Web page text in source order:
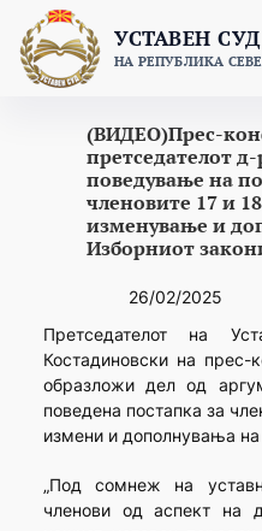
content
УСТАВЕН СУД
НА РЕПУБЛИКА
(ВИДЕО)Прес-
претседателот
поведување на
членовите 17 и
изменување и
Изборниот
26/02/2025
Претседателот на
Костадиновски на прес-
образложи дел од
поведена постапка за
измени и дополнувања
„Под сомнеж на
членови од аспект на